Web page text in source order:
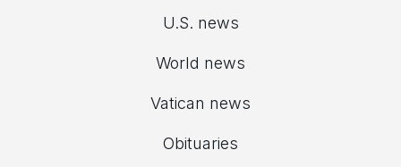
U.S. news
World news
Vatican news
Obituaries